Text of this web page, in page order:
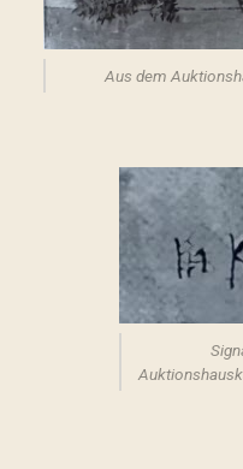
Aus dem